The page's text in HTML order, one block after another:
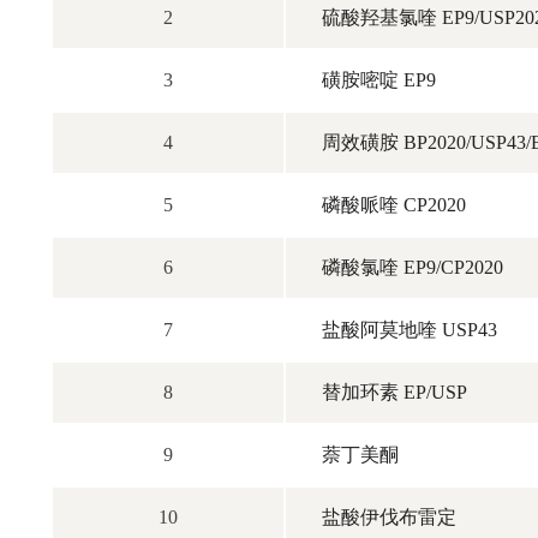
2 硫酸羟基氯喹 EP9/
3 磺胺嘧啶 EP9
4 周效磺胺 BP2020/USP43/
5 磷酸哌喹 CP2020
6 磷酸氯喹 EP9/CP2020
7 盐酸阿莫地喹 USP43
8 替加环素 EP/USP
9 萘丁美酮
10 盐酸伊伐布雷定